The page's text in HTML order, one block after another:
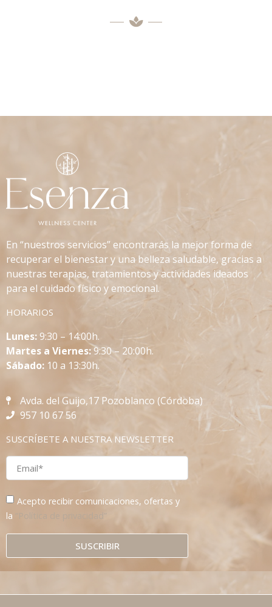
En “nuestros servicios” encontrarás la mejor forma de
recuperar el bienestar y una belleza saludable, gracias a
nuestras terapias, tratamientos y actividades ideados
para el cuidado físico y emocional.
HORARIOS
Lunes:9:30 – 14:00h.
Martes a Viernes:9:30 – 20:00h.
Sábado: 10 a 13:30h.
Avda. del Guijo,17 Pozoblanco (Córdoba)
957 10 67 56
SUSCRÍBETE A NUESTRA NEWSLETTER
Acepto recibir comunicaciones, ofertas y
la
“Política de privacidad”
SUSCRIBIR